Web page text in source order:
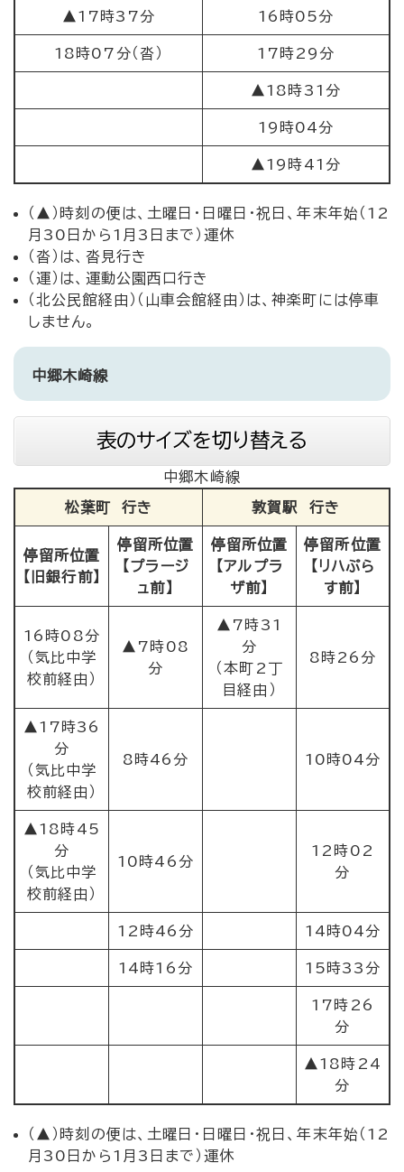
▲17時37分 16時05分
18時07分（沓） 17時29分
▲18時31分
19時04分
▲19時41分
（▲）時刻の便は、土曜日・日曜日・祝日、年末年始（12
月30日から1月3日まで）運休
（沓）は、沓見行き
（運）は、運動公園西口行き
（北公民館経由）（山車会館経由）は、神楽町には停車
しません。
中郷木崎線
表のサイズを切り替える
中郷木崎線
松葉町 行き 敦賀駅 行き
停留所位置
【旧銀行前】
停留所位置
【プラージ
ュ前】
停留所位置
【アルプラ
ザ前】
停留所位置
【リハぷら
す前】
16時08分
（気比中学
校前経由）
▲7時08
分
▲7時31
分
（本町2丁
目経由）
8時26分
▲17時36
分
（気比中学
校前経由）
8時46分 10時04分
▲18時45
分
（気比中学
校前経由）
10時46分
12時02
分
12時46分 14時04分
14時16分 15時33分
17時26
分
▲18時24
分
（▲）時刻の便は、土曜日・日曜日・祝日、年末年始（12
月30日から1月3日まで）運休